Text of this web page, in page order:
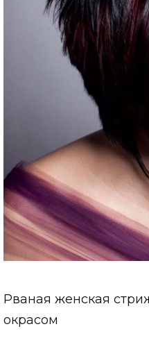
Рваная женская
окрасом